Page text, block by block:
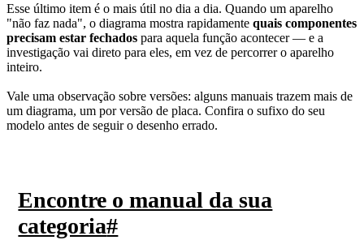
Esse último item é o mais útil no dia a dia. Quando um aparelho
"não faz nada", o diagrama mostra rapidamente quais componentes
precisam estar fechados para aquela função acontecer — e a
investigação vai direto para eles, em vez de percorrer o aparelho
inteiro.
Vale uma observação sobre versões: alguns manuais trazem mais de
um diagrama, um por versão de placa. Confira o sufixo do seu
modelo antes de seguir o desenho errado.
Encontre o manual da sua
categoria#